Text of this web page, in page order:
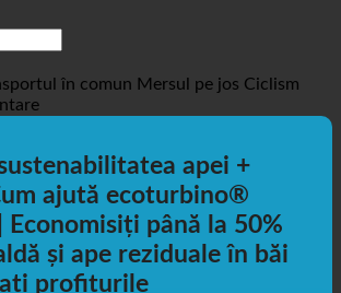
apei +
ajută ecoturbino®
până la 50%